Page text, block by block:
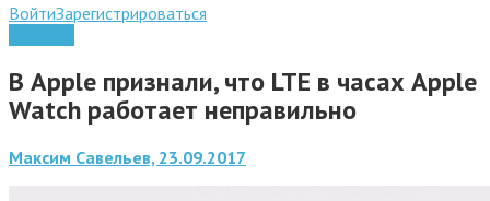
ВойтиЗарегистрироваться
В Apple признали, что LTE в часах Apple
Watch работает неправильно
Максим Савельев, 23.09.2017